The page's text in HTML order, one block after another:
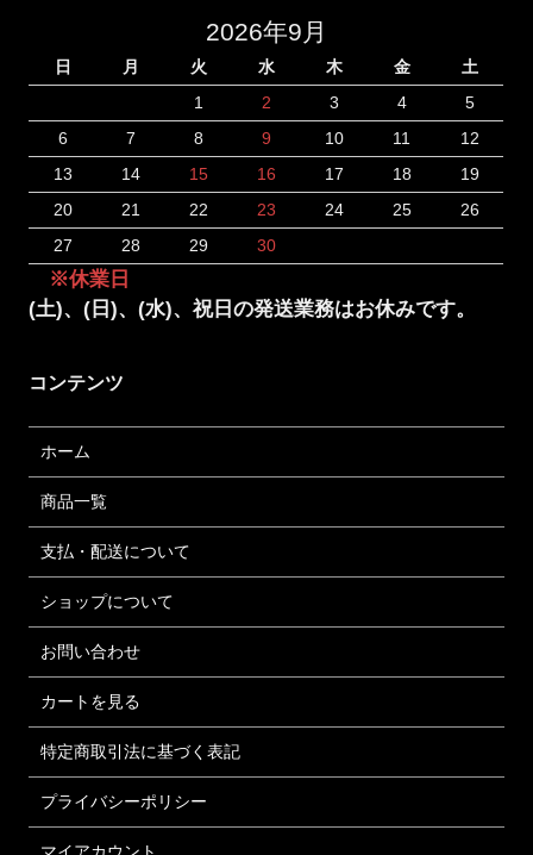
2026年9月
日 月 火 水 木 金
土
1
2 3 4
5
6
7 8 9 10 11
12
13
14 15 16 17 18
19
20
21 22 23 24 25
26
27
28 29 30
※休業日
(土)、(日)、(水)、祝日の発送業務はお休みです。
コンテンツ
ホーム
商品一覧
支払・配送について
ショップについて
お問い合わせ
カートを見る
特定商取引法に基づく表記
プライバシーポリシー
マイアカウント